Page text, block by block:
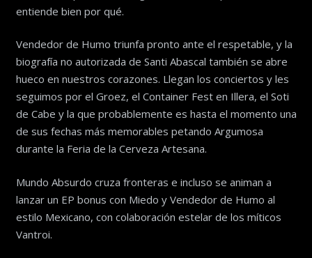
entiende bien por qué.
Vendedor de Humo triunfa pronto ante el respetable, y la
biografía no autorizada de Santi Abascal también se abre
hueco en nuestros corazones. Llegan los conciertos y les
seguimos por el Groez, el Container Fest en Illera, el Soti
de Cabe y la que probablemente es hasta el momento una
de sus fechas más memorables petando Argumosa
durante la Feria de la Cerveza Artesana.
Mundo Absurdo cruza fronteras e incluso se animan a
lanzar un EP bonus con Miedo y Vendedor de Humo al
estilo Mexicano, con colaboración estelar de los míticos
Vantroi.